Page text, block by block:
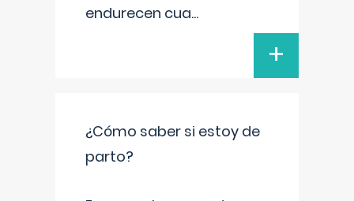
endurecen cua...
+
¿Cómo saber si estoy de
parto?